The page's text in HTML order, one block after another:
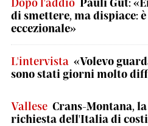
di smettere, ma dispiace:
eccezionale»
L'intervista «Volevo
sono stati giorni molto
Vallese Crans-Montana,
richiesta dell'Italia di